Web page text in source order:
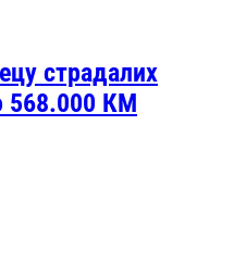
страдалих
568.000 КМ